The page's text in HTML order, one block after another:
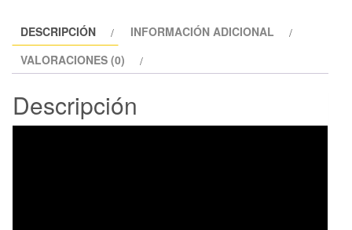
DESCRIPCIÓN
INFORMACIÓN ADICIONAL
VALORACIONES (0)
Descripción